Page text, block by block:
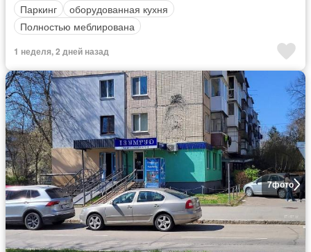
Паркинг
оборудованная кухня
Полностью меблирована
1 неделя, 2 дней назад
7фото